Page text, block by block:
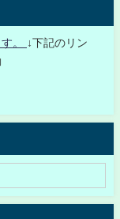
。
↓下記のリン